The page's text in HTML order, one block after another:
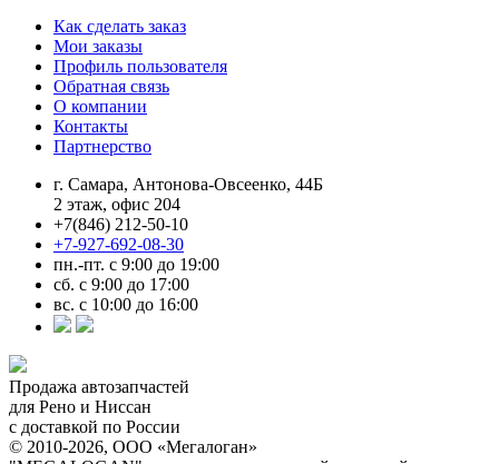
Как сделать заказ
Мои заказы
Профиль пользователя
Обратная связь
О компании
Контакты
Партнерство
г. Самара, Антонова-Овсеенко, 44Б
2 этаж, офис 204
+7(846) 212-50-10
+7-927-692-08-30
пн.-пт. с 9:00 до 19:00
сб. с 9:00 до 17:00
вс. с 10:00 до 16:00
Продажа автозапчастей
для Рено и Ниссан
с доставкой по России
© 2010-2026, ООО «Мегалоган»